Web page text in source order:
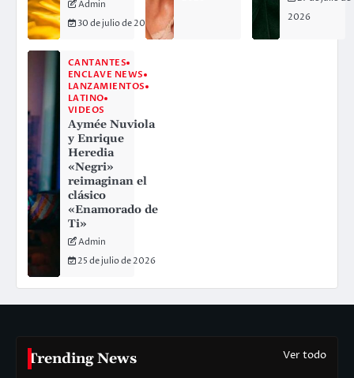
Admin
30 de julio de 2026
2026
CANTANTES
ENCLAVE NEWS
LANZAMIENTOS
LATINO
VIDEOS
Aymée Nuviola
y Enrique
Heredia
«Negri»
reimaginan el
clásico
«Enamorado de
Ti»
Admin
25 de julio de 2026
Trending News Ver todo